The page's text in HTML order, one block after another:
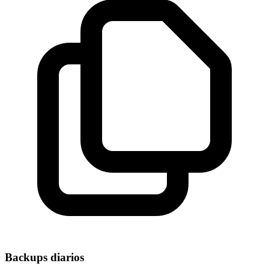
Backups diarios